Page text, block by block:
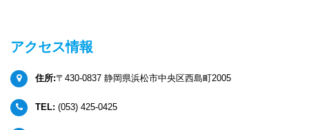
アクセス情報
住所:〒430-0837 静岡県浜松市中央区西島町2005
TEL: (053) 425-0425